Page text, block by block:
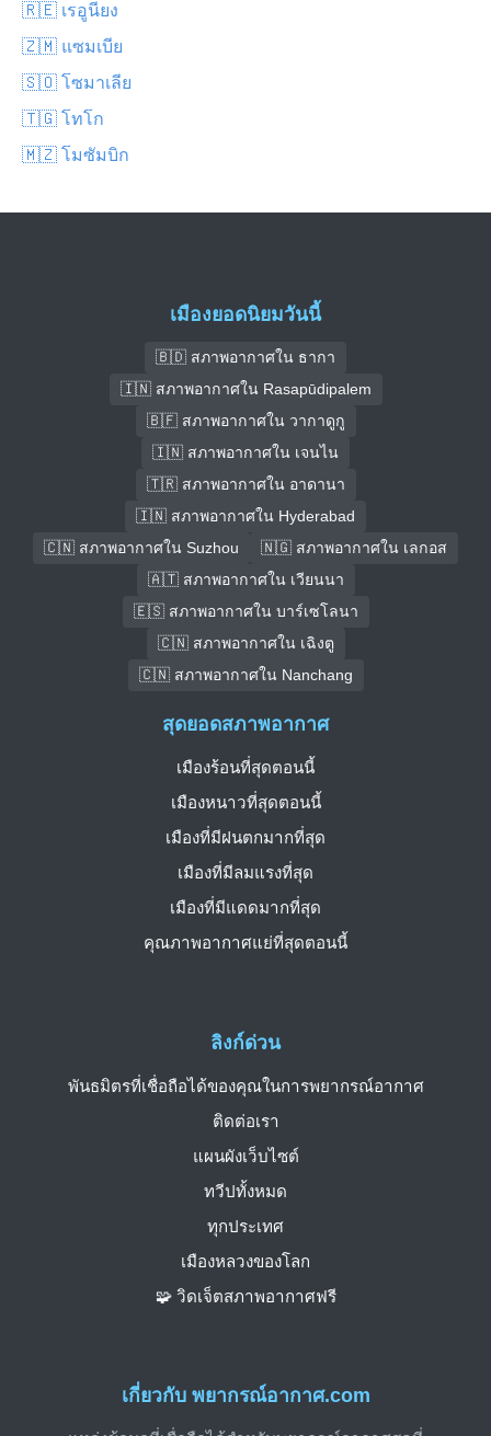
🇷🇪 เรอูนียง
🇿🇲 แซมเบีย
🇸🇴 โซมาเลีย
🇹🇬 โทโก
🇲🇿 โมซัมบิก
เมืองยอดนิยมวันนี้
🇧🇩 สภาพอากาศใน ธากา
🇮🇳 สภาพอากาศใน Rasapūdipalem
🇧🇫 สภาพอากาศใน วากาดูกู
🇮🇳 สภาพอากาศใน เจนไน
🇹🇷 สภาพอากาศใน อาดานา
🇮🇳 สภาพอากาศใน Hyderabad
🇨🇳 สภาพอากาศใน Suzhou
🇳🇬 สภาพอากาศใน เลกอส
🇦🇹 สภาพอากาศใน เวียนนา
🇪🇸 สภาพอากาศใน บาร์เซโลนา
🇨🇳 สภาพอากาศใน เฉิงตู
🇨🇳 สภาพอากาศใน Nanchang
เกี่ยวกับ พยากรณ์อากาศ.com
ลิงก์ด่วน
พันธมิตรที่เชื่อถือได้ของคุณในการพยากรณ์อากาศ
ติดต่อเรา
แผนผังเว็บไซต์
ทวีปทั้งหมด
ทุกประเทศ
เมืองหลวงของโลก
🧩 วิดเจ็ตสภาพอากาศฟรี
สุดยอดสภาพอากาศ
เมืองร้อนที่สุดตอนนี้
เมืองหนาวที่สุดตอนนี้
เมืองที่มีฝนตกมากที่สุด
เมืองที่มีลมแรงที่สุด
เมืองที่มีแดดมากที่สุด
คุณภาพอากาศแย่ที่สุดตอนนี้